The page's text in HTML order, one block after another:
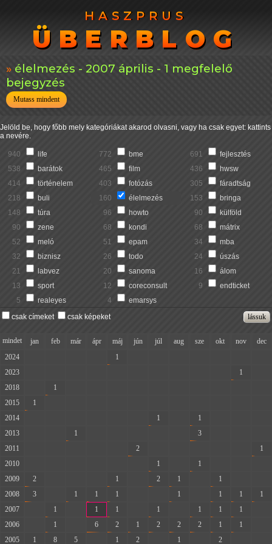
HASZPRUS
ÜBERBLOG
HASZPRUS
ÜBERBLOG
élelmezés - 2007 április - 1 megfelelő
bejegyzés
Mutass mindent
Jelöld be, hogy főbb mely kategóriákat akarod olvasni, vagy ha csak egyet: kattints
a nevére.
940 life 772 bme 691
fejlesztés
538
barátok 465 film 436
hwsw
414
történelem 403 fotózás 305
fáradtság
218
buli 160 élelmezés 153
bringa
148
túra 96 howto 90
külföld
90
zene 68 kondi 68
mátrix
52
meló 51 epam 34
mba
32
biznisz 26 todo 24
úszás
21
labvez 20 sanoma 16
álom
13
sport 12 coreconsult 9
endticket
5
realeyes 4
emarsys
csak címeket
csak képeket
mindet jan feb már ápr máj jún júl aug sze okt nov
dec
2024
1
2023
1
2018
1
2015
1
2014
1 1
2013
1 3
2011
2
1
2010
1 1
2009
2 1 2 1 1
2008
3 1 1 1 1 1 1
1
2007
1 1 1 1 1 1 1
2006
1 6 2 1 2 2 2 1 1
2005
1 8 5 1 2 1 2